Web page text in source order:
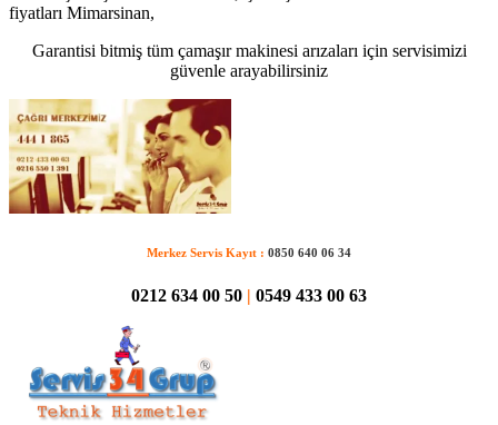
fiyatları Mimarsinan,
Garantisi bitmiş tüm çamaşır makinesi arızaları için servisimizi
güvenle arayabilirsiniz
Merkez Servis Kayıt : 0850 640 06 34
0212 634 00 50 0549 433 00 63